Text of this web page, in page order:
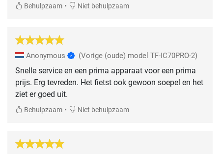
Behulpzaam • Niet behulpzaam
Anonymous (Vorige (oude) model TF-IC70PRO-2)
Snelle service en een prima apparaat voor een prima
prijs. Erg tevreden. Het fietst ook gewoon soepel en het
ziet er goed uit.
Behulpzaam • Niet behulpzaam